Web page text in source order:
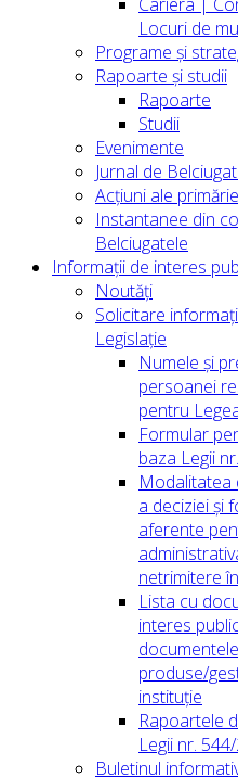
Locuri de
Programe și
Rapoarte și studii
Rapoarte
Studii
Evenimente
Jurnal de
Acțiuni ale
Instantanee din
Belciugatele
Informații de interes
Noutăți
Solicitare
Legislație
Numele și
persoanei
pentru
Formular
baza Legii
Modalitatea
a deciziei și
aferente
netrimitere
Lista cu
interes
documentele
produse/
instituție
Rapoartele
Legii nr.
Buletinul